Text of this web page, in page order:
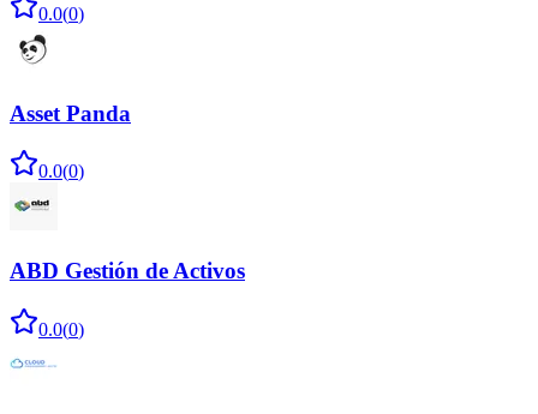
0.0(0)
Asset Panda
0.0(0)
ABD Gestión de Activos
0.0(0)